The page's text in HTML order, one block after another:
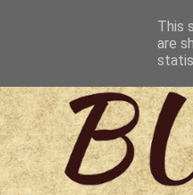
This
are